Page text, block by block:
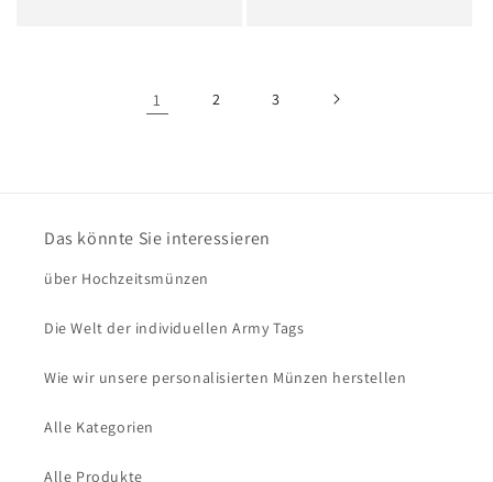
1 2 3
Das könnte Sie interessieren
über Hochzeitsmünzen
Die Welt der individuellen Army Tags
Wie wir unsere personalisierten Münzen herstellen
Alle Kategorien
Alle Produkte